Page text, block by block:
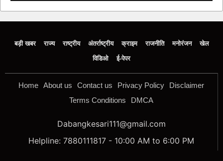
बड़ी खबर राज्य राष्ट्रीय अंतर्राष्ट्रीय क्राइम राजनीति मनोरंजन
खेल
विडिओ
ई-पेपर
Home About us Contact us Privacy Policy
Disclaimer
Terms Conditions
DMCA
Dabangkesari111@gmail.com
Helpline: 7880111817 - 10:00 AM to 6:00 PM